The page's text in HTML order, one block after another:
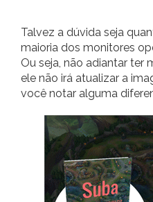
Talvez a dúvida seja
maioria dos monitores
Ou seja, não adiantar ter
ele não irá atualizar a
você notar alguma